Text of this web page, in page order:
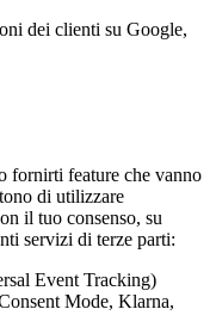
dei clienti su Google,
fornirti feature che vanno
di utilizzare
il tuo consenso, su
servizi di terze parti:
Event Tracking)
Mode, Klarna,